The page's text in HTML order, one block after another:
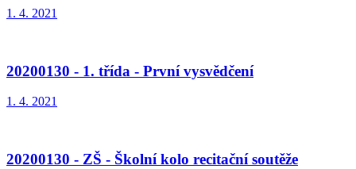
1. 4. 2021
20200130 - 1. třída - První vysvědčení
1. 4. 2021
20200130 - ZŠ - Školní kolo recitační soutěže